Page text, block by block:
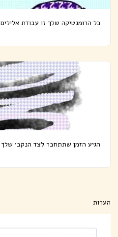
כל הרומנטיקה שלך זו עבודת אלילים
הגיע הזמן שתתחבר לצד הנקבי שלך
הערות